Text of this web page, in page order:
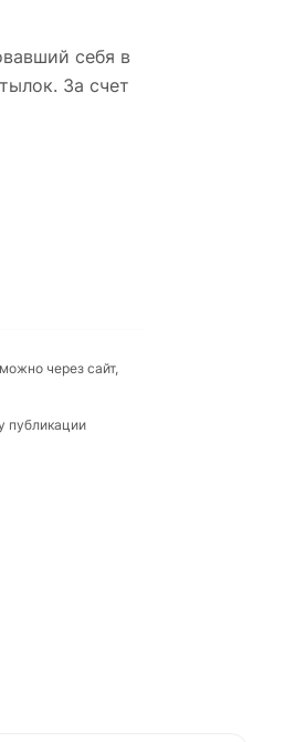
себя в
За счет
через сайт,
публикации